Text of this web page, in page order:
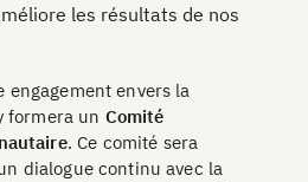
les résultats de nos
envers la
formera un Comité
. Ce comité sera
dialogue continu avec la